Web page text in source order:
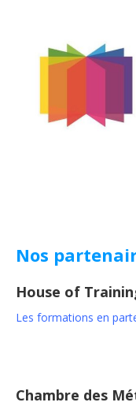
Nos
House of
Les formations en
Chambre des